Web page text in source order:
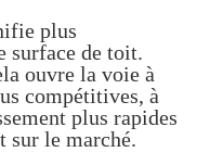
plus
surface de toit.
ouvre la voie à
compétitives, à
plus rapides
sur le marché.